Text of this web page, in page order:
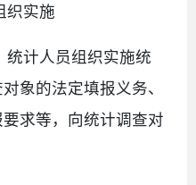
织实施
统计人员组织实施统
象的法定填报义务、
求等，向统计调查对